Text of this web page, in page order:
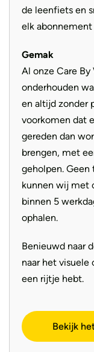
de leenfiets en
elk abonnement
Gemak
Al onze Care
onderhouden
en altijd zonder
voorkomen dat
gereden dan
brengen, met
geholpen. Geen
kunnen wij met
binnen 5
ophalen.
Benieuwd naar
naar het
een rijtje hebt.
Bekijk